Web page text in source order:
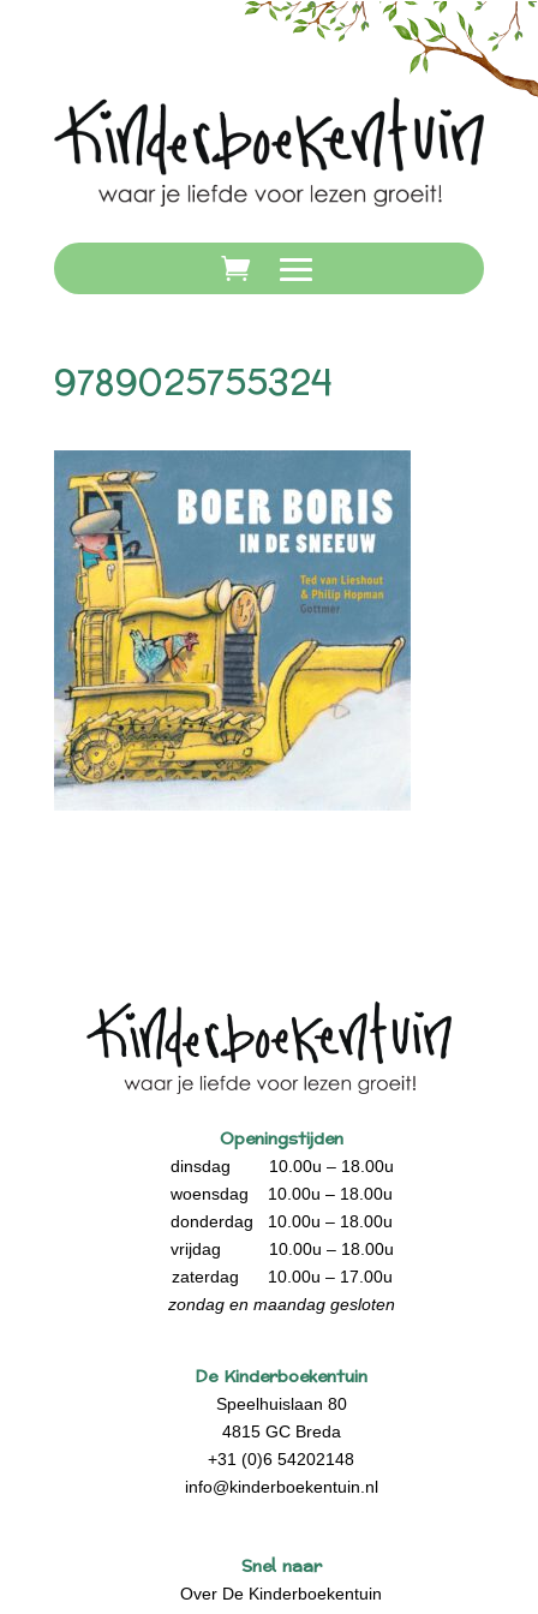
9789025755324
Openingstijden
dinsdag 10.00u – 18.00u
woensdag 10.00u – 18.00u
donderdag 10.00u – 18.00u
vrijdag 10.00u – 18.00u
zaterdag 10.00u – 17.00u
zondag en maandag gesloten
De Kinderboekentuin
Speelhuislaan 80
4815 GC Breda
+31 (0)6 54202148
info@kinderboekentuin.nl
Snel naar
Over De Kinderboekentuin